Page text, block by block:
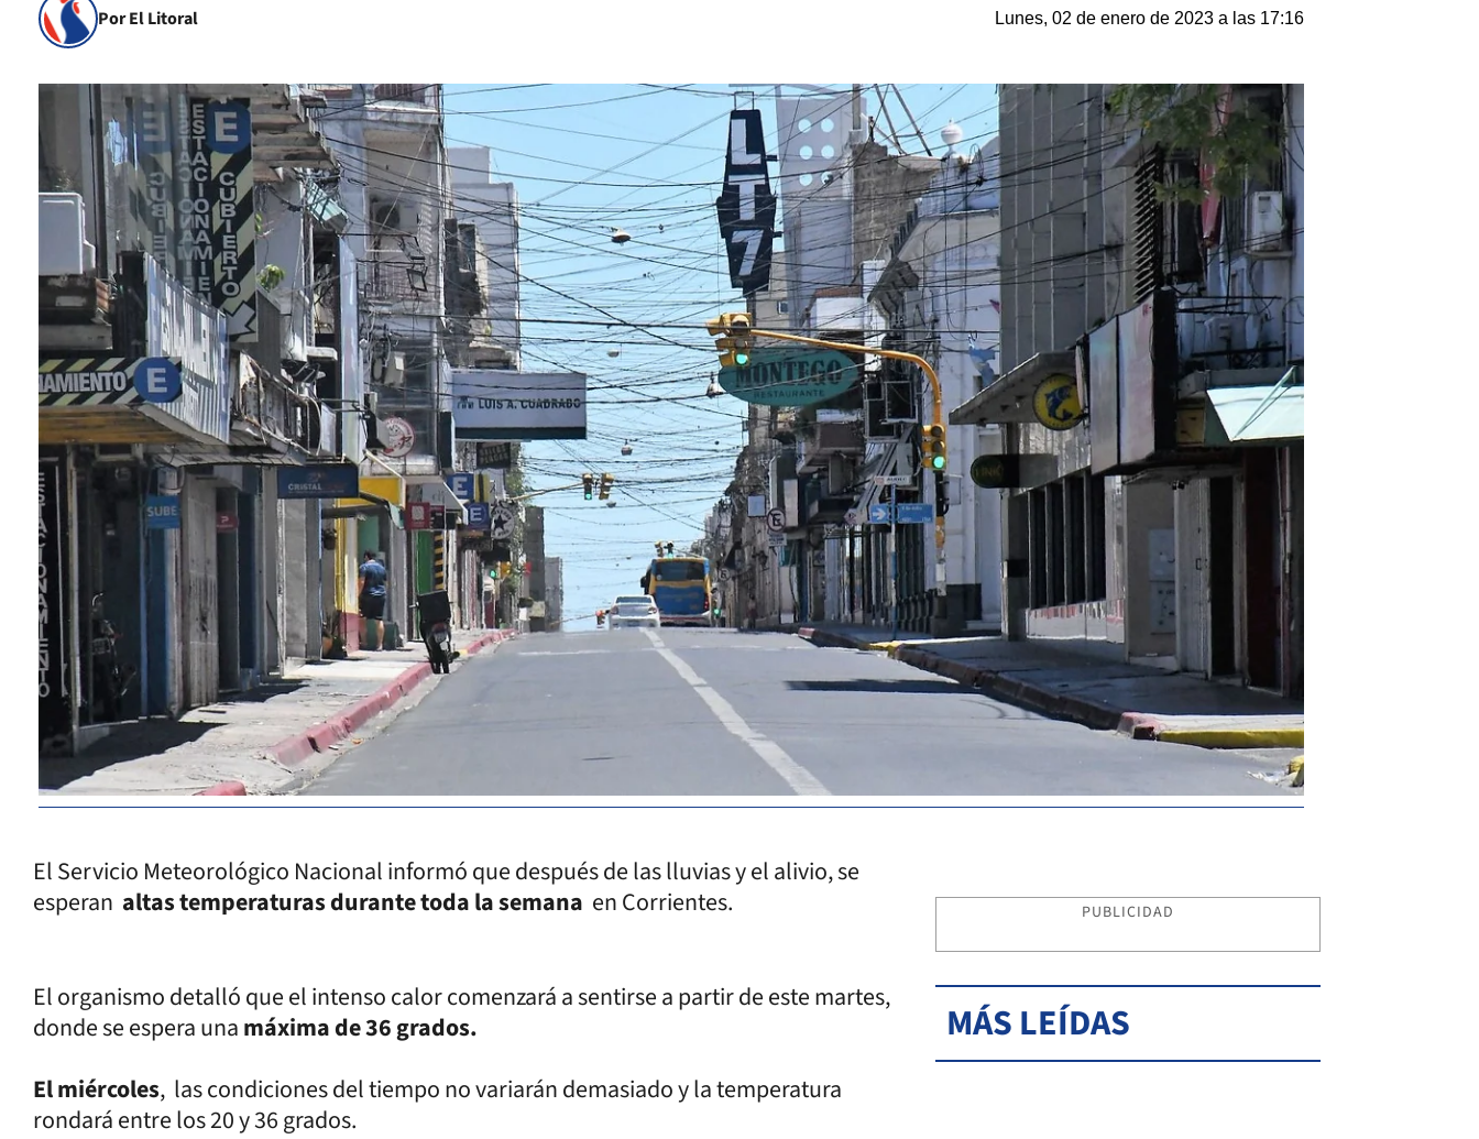
Por El Litoral Lunes, 02 de enero de 2023 a las 17:16
El Servicio Meteorológico Nacional informó que después de las lluvias y el alivio, se
esperan altas temperaturas durante toda la semana en Corrientes.
El organismo detalló que el intenso calor comenzará a sentirse a partir de este martes,
donde se espera unamáxima de 36 grados.
El miércoles, las condiciones del tiempo no variarán demasiado y la temperatura
rondará entre los 20 y 36 grados.
PUBLICIDAD
MÁS LEÍDAS